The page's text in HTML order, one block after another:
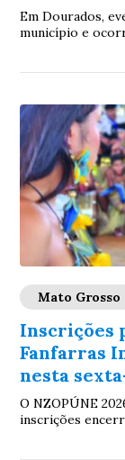
Em Dourados,
município e
Mato Grosso
Inscrições
Fanfarras
nesta
O NZOPÚNE
inscrições